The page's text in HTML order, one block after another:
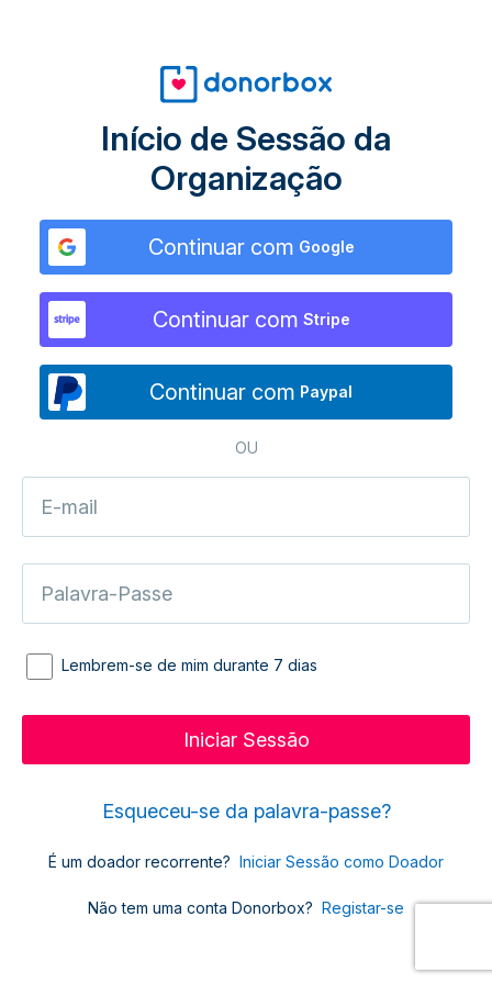
Início de Sessão da
Organização
Continuar com Google
Continuar com Stripe
Continuar com Paypal
OU
Lembrem-se de mim durante 7 dias
Esqueceu-se da palavra-passe?
É um doador recorrente? Iniciar Sessão como Doador
Não tem uma conta Donorbox? Registar-se